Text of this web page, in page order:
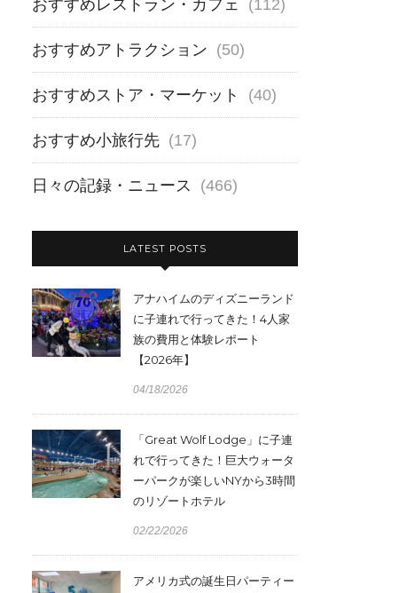
おすすめレストラン・カフェ (112)
おすすめアトラクション (50)
おすすめストア・マーケット (40)
おすすめ小旅行先 (17)
日々の記録・ニュース (466)
LATEST POSTS
アナハイムのディズニーランド
に子連れで行ってきた！4人家
族の費用と体験レポート
【2026年】
04/18/2026
「Great Wolf Lodge」に子連
れで行ってきた！巨大ウォータ
ーパークが楽しいNYから3時間
のリゾートホテル
02/22/2026
アメリカ式の誕生日パーティー